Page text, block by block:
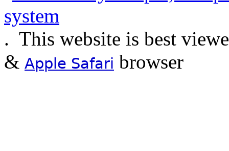
. This website is best
& Apple Safari browser